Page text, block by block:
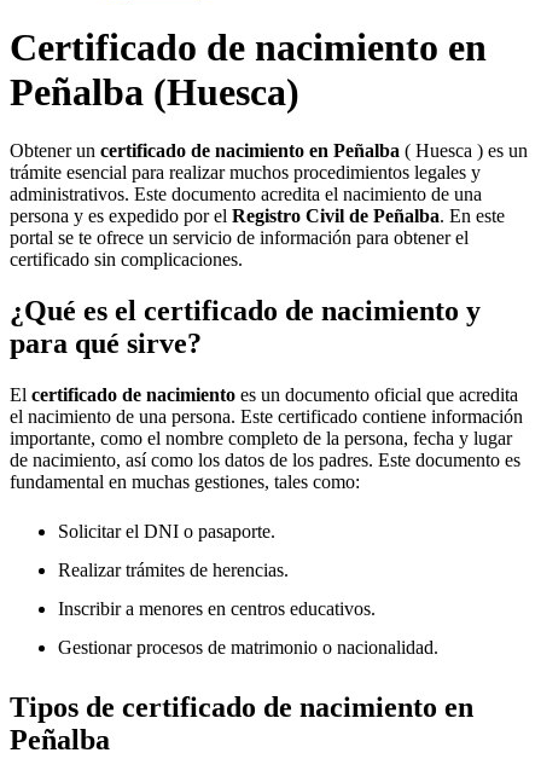
Certificado de nacimiento en
Peñalba (Huesca)
Obtener un certificado de nacimiento en Peñalba ( Huesca ) es un
trámite esencial para realizar muchos procedimientos legales y
administrativos. Este documento acredita el nacimiento de una
persona y es expedido por el Registro Civil de Peñalba. En este
portal se te ofrece un servicio de información para obtener el
certificado sin complicaciones.
¿Qué es el certificado de nacimiento y
para qué sirve?
El certificado de nacimiento es un documento oficial que acredita
el nacimiento de una persona. Este certificado contiene información
importante, como el nombre completo de la persona, fecha y lugar
de nacimiento, así como los datos de los padres. Este documento es
fundamental en muchas gestiones, tales como:
Solicitar el DNI o pasaporte.
Realizar trámites de herencias.
Inscribir a menores en centros educativos.
Gestionar procesos de matrimonio o nacionalidad.
Tipos de certificado de nacimiento en
Peñalba